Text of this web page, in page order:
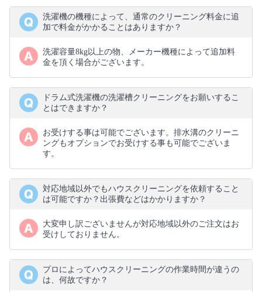
洗濯機の機種によって、通常のクリーニング料金に追
加で料金がかかることはありますか？
洗濯容量8kg以上の物、メーカー機種によって追加料
金を頂く場合がございます。
ドラム式洗濯機の洗濯槽クリーニングをお願いするこ
とはできますか？
お受けする事は可能でございます。排水溝のクリーニ
ングもオプションでお受けする事も可能でございま
す。
対応地域以外でもハウスクリーニングを依頼すること
は可能ですか？出張費などはかかりますか？
大変申し訳ございませんが対応地域以外のご注文はお
受けしておりません。
プロによってハウスクリーニングの作業時間が違うの
は、何故ですか？